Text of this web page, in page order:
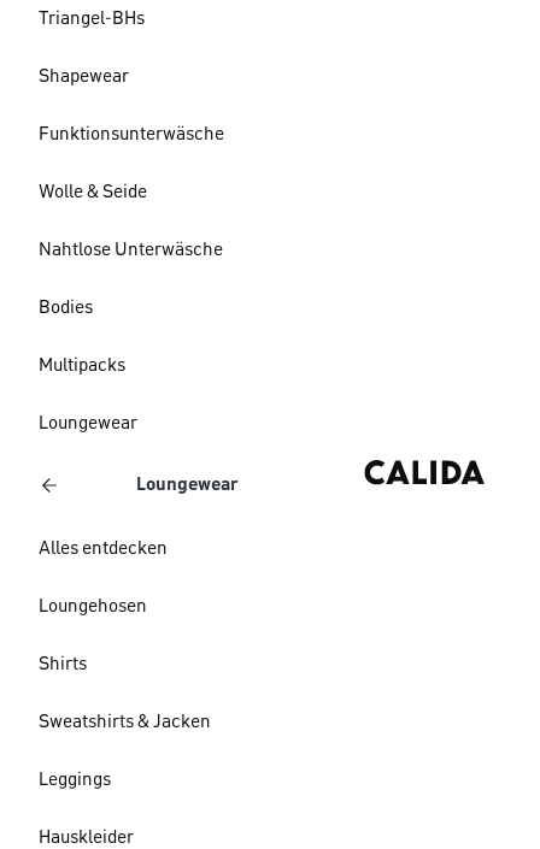
Triangel-BHs
Shapewear
Funktionsunterwäsche
Wolle & Seide
Nahtlose Unterwäsche
Bodies
Multipacks
Loungewear
Loungewear
Alles entdecken
Loungehosen
Shirts
Sweatshirts & Jacken
Leggings
Hauskleider